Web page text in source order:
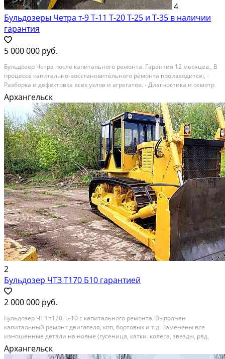
4
Бульдозеры Четра т-9 Т-11 Т-20 Т-25 и Т-35 в наличии
гарантия
5 000 000 руб.
Бульдозер Четра после капитального ремонта. Гарантия 12 месяцев., В
процессе капитально-восстановительного ремонта производится:, -
Разборка и дефектовка всех узлов и агрегатов. - Диагностика и осмотр
рамы бульдозера на наличие дефектов, усиление рамы. - Полный
капитальный ремонт каждого узла...
Архангельск
2
Бульдозер ЧТЗ Т170 Б10 гарантией
2 000 000 руб.
Бульдозер ЧТЗ т170, Б-10 с капитального ремонта. Выполнен
капитальный ремонт двигателя, кпп, бортовых и т.д. Заменены все
изношенные детали на новые (гусеница, катки. колеса, звезды, рвд,
электрика и т.д.) Гарантия 6месяцев. Торг. Обмен. Трейд-ин,
Дополнительно можем установить: рыхлительное...
Архангельск